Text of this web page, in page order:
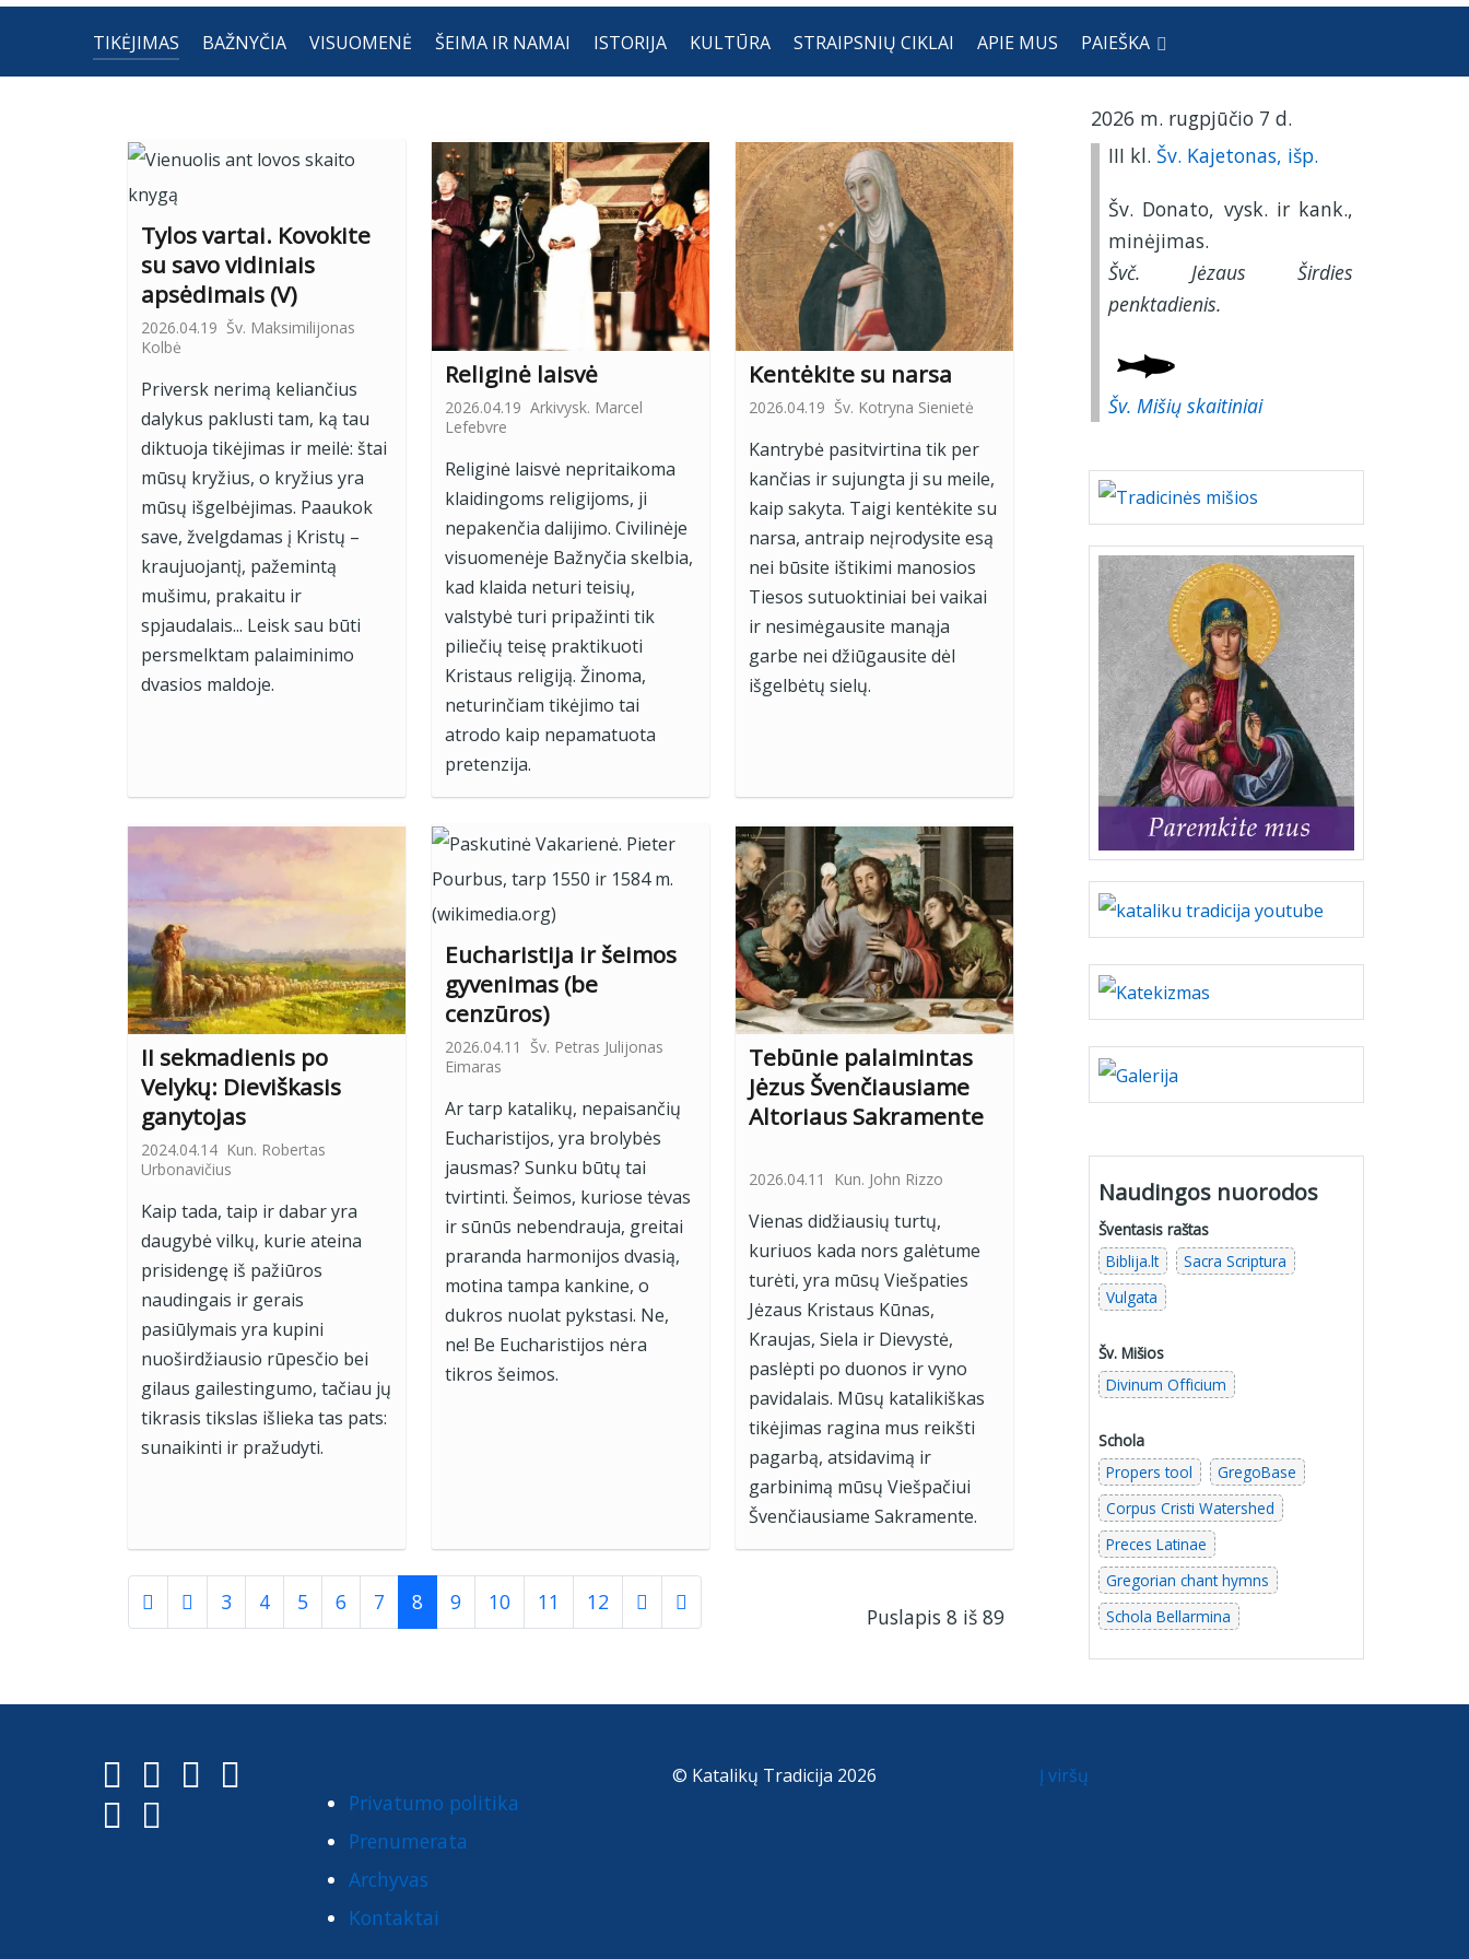
TIKĖJIMAS BAŽNYČIA VISUOMENĖ ŠEIMA IR NAMAI ISTORIJA KULTŪRA STRAIPSNIŲ CIKLAI APIE MUS PAIEŠKA
Tylos vartai. Kovokite
su savo vidiniais
apsėdimais (V)
2026.04.19 Šv. Maksimilijonas
Kolbė
Priversk nerimą keliančius
dalykus paklusti tam, ką tau
diktuoja tikėjimas ir meilė: štai
mūsų kryžius, o kryžius yra
mūsų išgelbėjimas. Paaukok
save, žvelgdamas į Kristų –
kraujuojantį, pažemintą
mušimu, prakaitu ir
spjaudalais... Leisk sau būti
persmelktam palaiminimo
dvasios maldoje.
Religinė laisvė
2026.04.19 Arkivysk. Marcel
Lefebvre
Religinė laisvė nepritaikoma
klaidingoms religijoms, ji
nepakenčia dalijimo. Civilinėje
visuomenėje Bažnyčia skelbia,
kad klaida neturi teisių,
valstybė turi pripažinti tik
piliečių teisę praktikuoti
Kristaus religiją. Žinoma,
neturinčiam tikėjimo tai
atrodo kaip nepamatuota
pretenzija.
Kentėkite su narsa
2026.04.19 Šv. Kotryna Sienietė
Kantrybė pasitvirtina tik per
kančias ir sujungta ji su meile,
kaip sakyta. Taigi kentėkite su
narsa, antraip neįrodysite esą
nei būsite ištikimi manosios
Tiesos sutuoktiniai bei vaikai
ir nesimėgausite manąja
garbe nei džiūgausite dėl
išgelbėtų sielų.
II sekmadienis po
Velykų: Dieviškasis
ganytojas
2024.04.14 Kun. Robertas
Urbonavičius
Kaip tada, taip ir dabar yra
daugybė vilkų, kurie ateina
prisidengę iš pažiūros
naudingais ir gerais
pasiūlymais yra kupini
nuoširdžiausio rūpesčio bei
gilaus gailestingumo, tačiau jų
tikrasis tikslas išlieka tas pats:
sunaikinti ir pražudyti.
Eucharistija ir šeimos
gyvenimas (be
cenzūros)
2026.04.11 Šv. Petras Julijonas
Eimaras
Ar tarp katalikų, nepaisančių
Eucharistijos, yra brolybės
jausmas? Sunku būtų tai
tvirtinti. Šeimos, kuriose tėvas
ir sūnūs nebendrauja, greitai
praranda harmonijos dvasią,
motina tampa kankine, o
dukros nuolat pykstasi. Ne,
ne! Be Eucharistijos nėra
tikros šeimos.
Tebūnie palaimintas
Jėzus Švenčiausiame
Altoriaus Sakramente
2026.04.11 Kun. John Rizzo
Vienas didžiausių turtų,
kuriuos kada nors galėtume
turėti, yra mūsų Viešpaties
Jėzaus Kristaus Kūnas,
Kraujas, Siela ir Dievystė,
paslėpti po duonos ir vyno
pavidalais. Mūsų katalikiškas
tikėjimas ragina mus reikšti
pagarbą, atsidavimą ir
garbinimą mūsų Viešpačiui
Švenčiausiame Sakramente.
Puslapis 8 iš 89
3 4 5 6 7 8 9 10 11 12
2026 m. rugpjūčio 7 d.
III kl. Šv. Kajetonas, išp.
Šv. Donato, vysk. ir kank.,
minėjimas.
Švč. Jėzaus Širdies
penktadienis.
Šv. Mišių skaitiniai
Naudingos nuorodos
Šventasis raštas
Biblija.lt
Sacra Scriptura
Vulgata
Šv. Mišios
Divinum Officium
Schola
Propers tool
GregoBase
Corpus Cristi Watershed
Preces Latinae
Gregorian chant hymns
Schola Bellarmina
Privatumo politika
Prenumerata
Archyvas
Kontaktai
© Katalikų Tradicija 2026 Į viršų